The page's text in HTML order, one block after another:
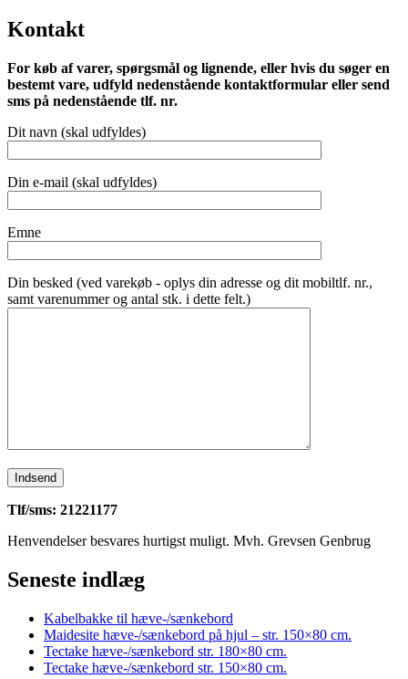
Kontakt
For køb af varer, spørgsmål og lignende, eller hvis du søger en
bestemt vare, udfyld nedenstående kontaktformular eller send
sms på nedenstående tlf. nr.
Dit navn (skal udfyldes)
Din e-mail (skal udfyldes)
Emne
Din besked (ved varekøb - oplys din adresse og dit mobiltlf. nr.,
samt varenummer og antal stk. i dette felt.)
Tlf/sms: 21221177
Henvendelser besvares hurtigst muligt. Mvh. Grevsen Genbrug
Seneste indlæg
Kabelbakke til hæve-/sænkebord
Maidesite hæve-/sænkebord på hjul – str. 150×80 cm.
Tectake hæve-/sænkebord str. 180×80 cm.
Tectake hæve-/sænkebord str. 150×80 cm.